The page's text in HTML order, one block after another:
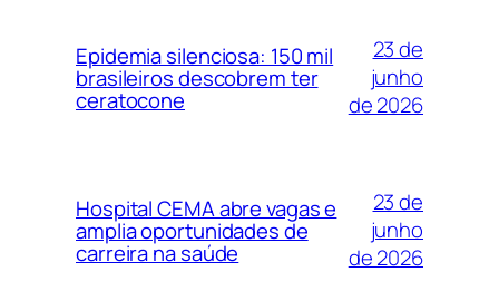
Epidemia silenciosa: 150 mil
brasileiros descobrem ter
ceratocone
23 de
junho
de 2026
Hospital CEMA abre vagas e
amplia oportunidades de
carreira na saúde
23 de
junho
de 2026